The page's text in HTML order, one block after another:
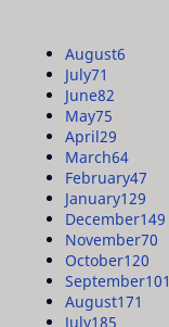
August6
July71
June82
May75
April29
March64
February47
January129
December149
November70
October120
September101
August171
July185